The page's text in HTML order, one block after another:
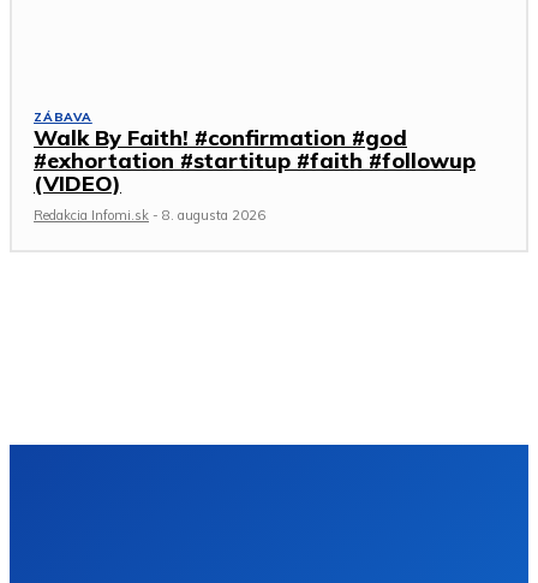
ZÁBAVA
Walk By Faith! #confirmation #god
#exhortation #startitup #faith #followup
(VIDEO)
Redakcia Infomi.sk - 8. augusta 2026